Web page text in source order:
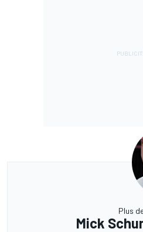
Plus
Mick